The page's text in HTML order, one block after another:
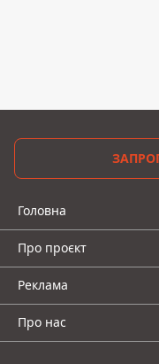
Головна
Про проєкт
Реклама
Про нас